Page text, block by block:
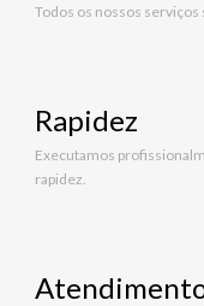
Todos os nossos serviços
Rapidez
Executamos
rapidez.